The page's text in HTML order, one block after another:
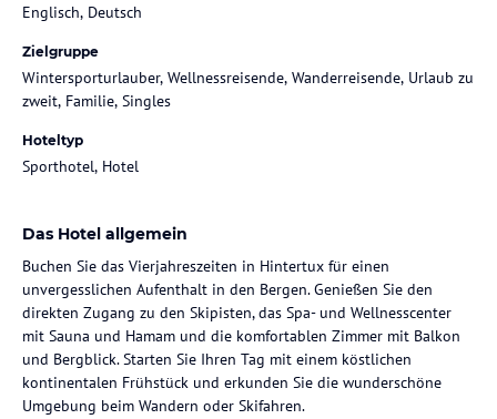
Englisch, Deutsch
Zielgruppe
Wintersporturlauber, Wellnessreisende, Wanderreisende, Urlaub zu
zweit, Familie, Singles
Hoteltyp
Sporthotel, Hotel
Das Hotel allgemein
Buchen Sie das Vierjahreszeiten in Hintertux für einen
unvergesslichen Aufenthalt in den Bergen. Genießen Sie den
direkten Zugang zu den Skipisten, das Spa- und Wellnesscenter
mit Sauna und Hamam und die komfortablen Zimmer mit Balkon
und Bergblick. Starten Sie Ihren Tag mit einem köstlichen
kontinentalen Frühstück und erkunden Sie die wunderschöne
Umgebung beim Wandern oder Skifahren.